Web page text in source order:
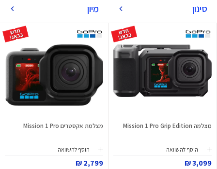
סינון מיון
מצלמה Mission 1 Pro Grip Edition
הוסף להשוואה
3,099 ₪
מצלמת אקסטרים Mission 1 Pro
הוסף להשוואה
2,799 ₪